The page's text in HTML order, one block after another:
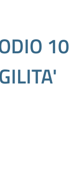
10